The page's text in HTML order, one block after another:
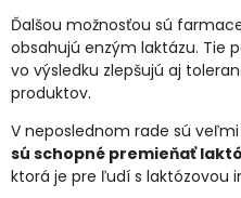
Ďalšou možnosťou sú
obsahujú enzým laktázu. Tie
vo výsledku zlepšujú aj
produktov.
V neposlednom rade sú
sú schopné premieňať
ktorá je pre ľudí s laktózovou